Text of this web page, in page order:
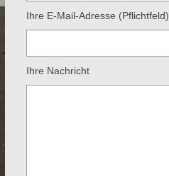
Ihre E-Mail-Adresse (Pflichtfeld)
Ihre Nachricht